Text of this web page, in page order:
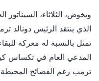
ويخوض، الثلاثاء،
الذي ينتقد الرئيس دونالد
تمثل بالنسبة له معركة
المدعي العام في تكساس
ترمب رغم الفضائح المحيطة